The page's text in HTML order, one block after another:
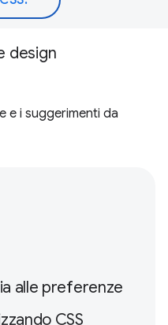
design
e i suggerimenti da
alle preferenze
CSS